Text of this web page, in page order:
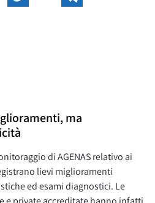
ma
di AGENAS relativo ai
lievi miglioramenti
ed esami diagnostici. Le